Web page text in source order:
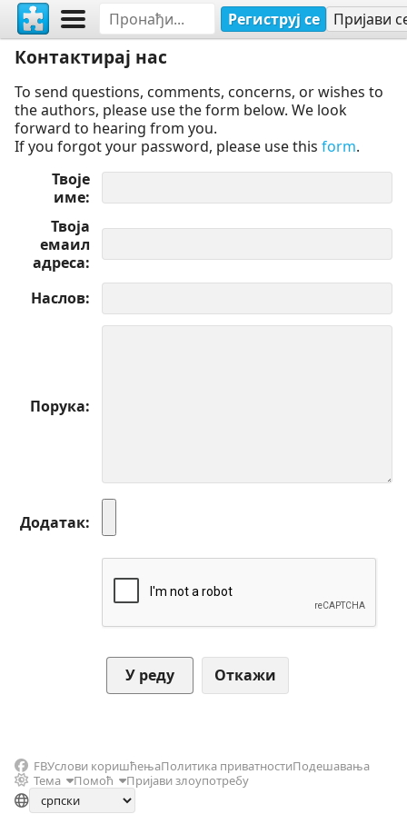
Региструј се Пријави
Контактирај нас
To send questions, comments, concerns, or wishes to
the authors, please use the form below. We look
forward to hearing from you.
If you forgot your password, please use this form.
Твоје
име
Твоја
емаил
адреса
Наслов
Порука
Додатак
Откажи
FBУслови коришћењаПолитика приватностиПодешавања
Тема
Помоћ Пријави злоупотребу